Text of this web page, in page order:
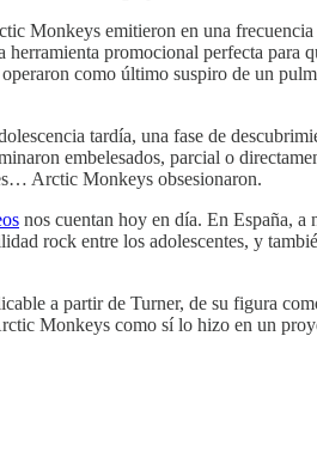
Monkeys emitieron en una
promocional perfecta para
como último suspiro de un
tardía, una fase de
embelesados, parcial o
Arctic Monkeys obsesionaron.
nos cuentan hoy en día. En España,
rock entre los adolescentes, y
a partir de Turner, de su figura
Monkeys como sí lo hizo en un